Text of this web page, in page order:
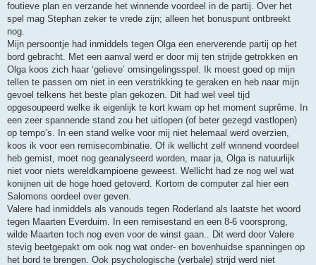
foutieve plan en verzande het winnende voordeel in de partij. Over het
spel mag Stephan zeker te vrede zijn; alleen het bonuspunt ontbreekt
nog.
Mijn persoontje had inmiddels tegen Olga een enerverende partij op het
bord gebracht. Met een aanval werd er door mij ten strijde getrokken en
Olga koos zich haar ‘gelieve’ omsingelingsspel. Ik moest goed op mijn
tellen te passen om niet in een verstrikking te geraken en heb naar mijn
gevoel telkens het beste plan gekozen. Dit had wel veel tijd
opgesoupeerd welke ik eigenlijk te kort kwam op het moment suprême. In
een zeer spannende stand zou het uitlopen (of beter gezegd vastlopen)
op tempo’s. In een stand welke voor mij niet helemaal werd overzien,
koos ik voor een remisecombinatie. Of ik wellicht zelf winnend voordeel
heb gemist, moet nog geanalyseerd worden, maar ja, Olga is natuurlijk
niet voor niets wereldkampioene geweest. Wellicht had ze nog wel wat
konijnen uit de hoge hoed getoverd. Kortom de computer zal hier een
Salomons oordeel over geven.
Valere had inmiddels als vanouds tegen Roderland als laatste het woord
tegen Maarten Everduim. In een remisestand en een 8-6 voorsprong,
wilde Maarten toch nog even voor de winst gaan.. Dit werd door Valere
stevig beetgepakt om ook nog wat onder- en bovenhuidse spanningen op
het bord te brengen. Ook psychologische (verbale) strijd werd niet